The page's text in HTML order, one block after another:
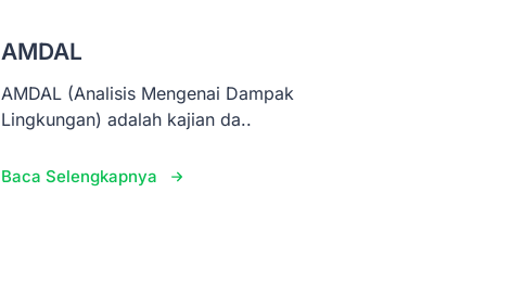
AMDAL
AMDAL (Analisis Mengenai Dampak
Lingkungan) adalah kajian da..
Baca Selengkapnya